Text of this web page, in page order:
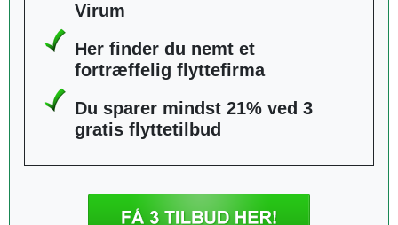
Virum
Her finder du nemt et
fortræffelig flyttefirma
Du sparer mindst 21% ved 3
gratis flyttetilbud